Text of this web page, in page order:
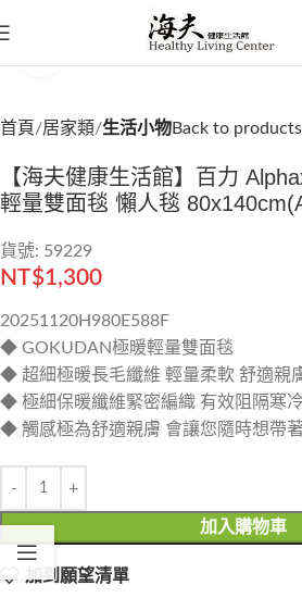
Click to enlarge
首頁 居家類 生活小物Back to products
【海夫健康生活館】百力
輕量雙面毯 懶人毯
貨號: 59229
NT$1,300
20251120H980E588F
◆ GOKUDAN極暖輕量雙面毯
◆ 超細極暖長毛纖維 輕量柔軟 舒適親
◆ 極細保暖纖維緊密編織 有效阻隔寒
◆ 觸感極為舒適親膚 會讓您隨時想帶
加入購物車
加到願望清單